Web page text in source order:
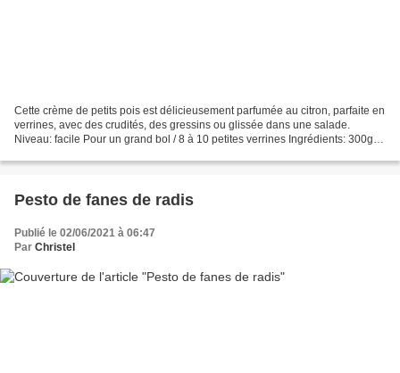
Cette crème de petits pois est délicieusement parfumée au citron, parfaite en
verrines, avec des crudités, des gressins ou glissée dans une salade.
Niveau: facile Pour un grand bol / 8 à 10 petites verrines Ingrédients: 300g
Pesto de fanes de radis
Publié le 02/06/2021 à 06:47
Par Christel